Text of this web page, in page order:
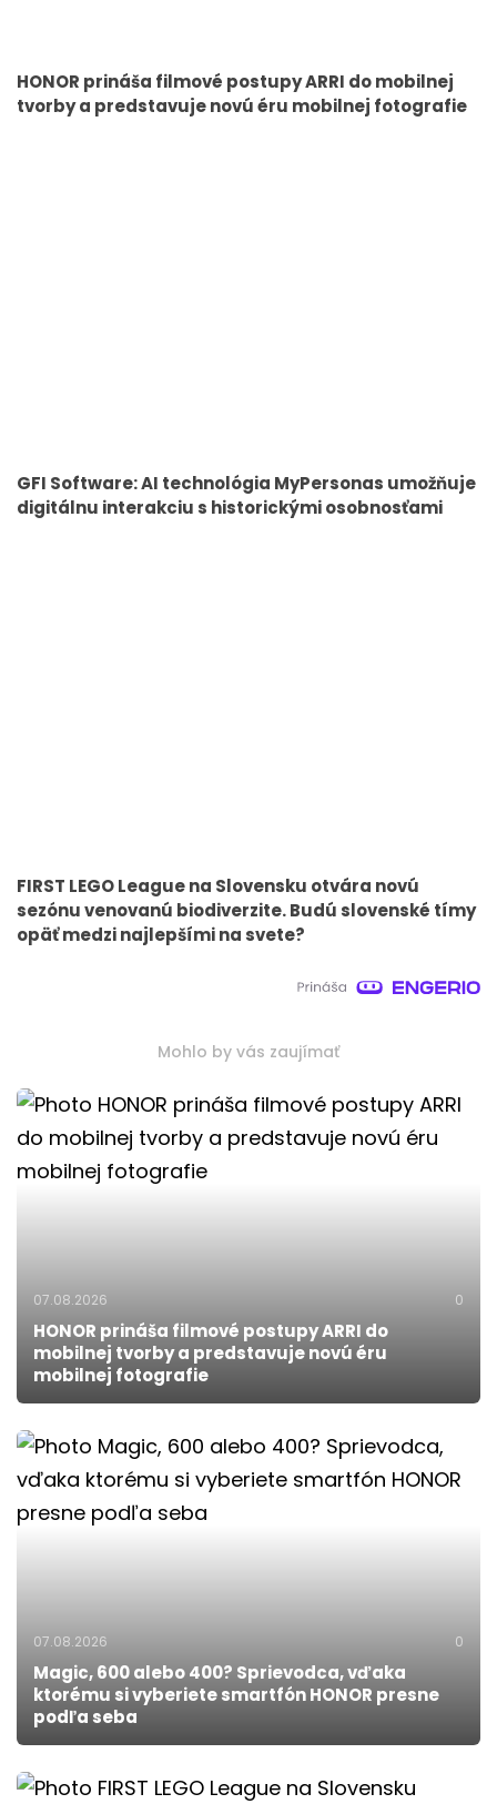
HONOR prináša filmové postupy ARRI do mobilnej
tvorby a predstavuje novú éru mobilnej fotografie
GFI Software: AI technológia MyPersonas umožňuje
digitálnu interakciu s historickými osobnosťami
FIRST LEGO League na Slovensku otvára novú
sezónu venovanú biodiverzite. Budú slovenské tímy
opäť medzi najlepšími na svete?
Mohlo by vás zaujímať
07.08.2026 0
HONOR prináša filmové postupy ARRI do
mobilnej tvorby a predstavuje novú éru
mobilnej fotografie
07.08.2026 0
Magic, 600 alebo 400? Sprievodca, vďaka
ktorému si vyberiete smartfón HONOR presne
podľa seba